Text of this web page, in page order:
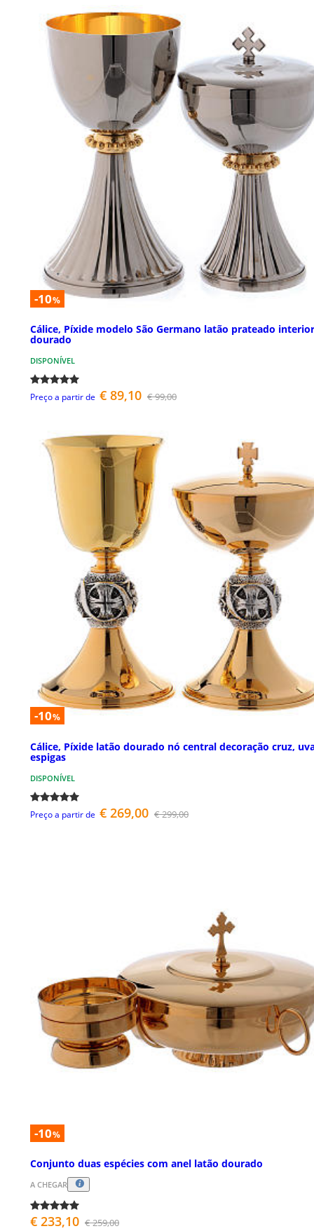
-10%
Cálice, Píxide modelo São Germano latão prateado interior
dourado
DISPONÍVEL
Preço a partir de € 89,10 € 99,00
-10%
Cálice, Píxide latão dourado nó central decoração cruz,
espigas
DISPONÍVEL
Preço a partir de € 269,00 € 299,00
-10%
Conjunto duas espécies com anel latão dourado
A CHEGAR
€ 233,10 € 259,00